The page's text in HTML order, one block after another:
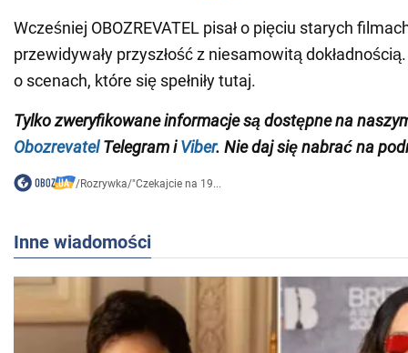
Wcześniej OBOZREVATEL pisał o pięciu starych
przewidywały przyszłość z niesamowitą
o scenach, które się spełniły tutaj.
Tylko zweryfikowane informacje są dostępne na
ObozrevatelTelegram iViber. Nie daj się nabrać na
/Rozrywka/"Czekajcie na 19...
Inne wiadomości